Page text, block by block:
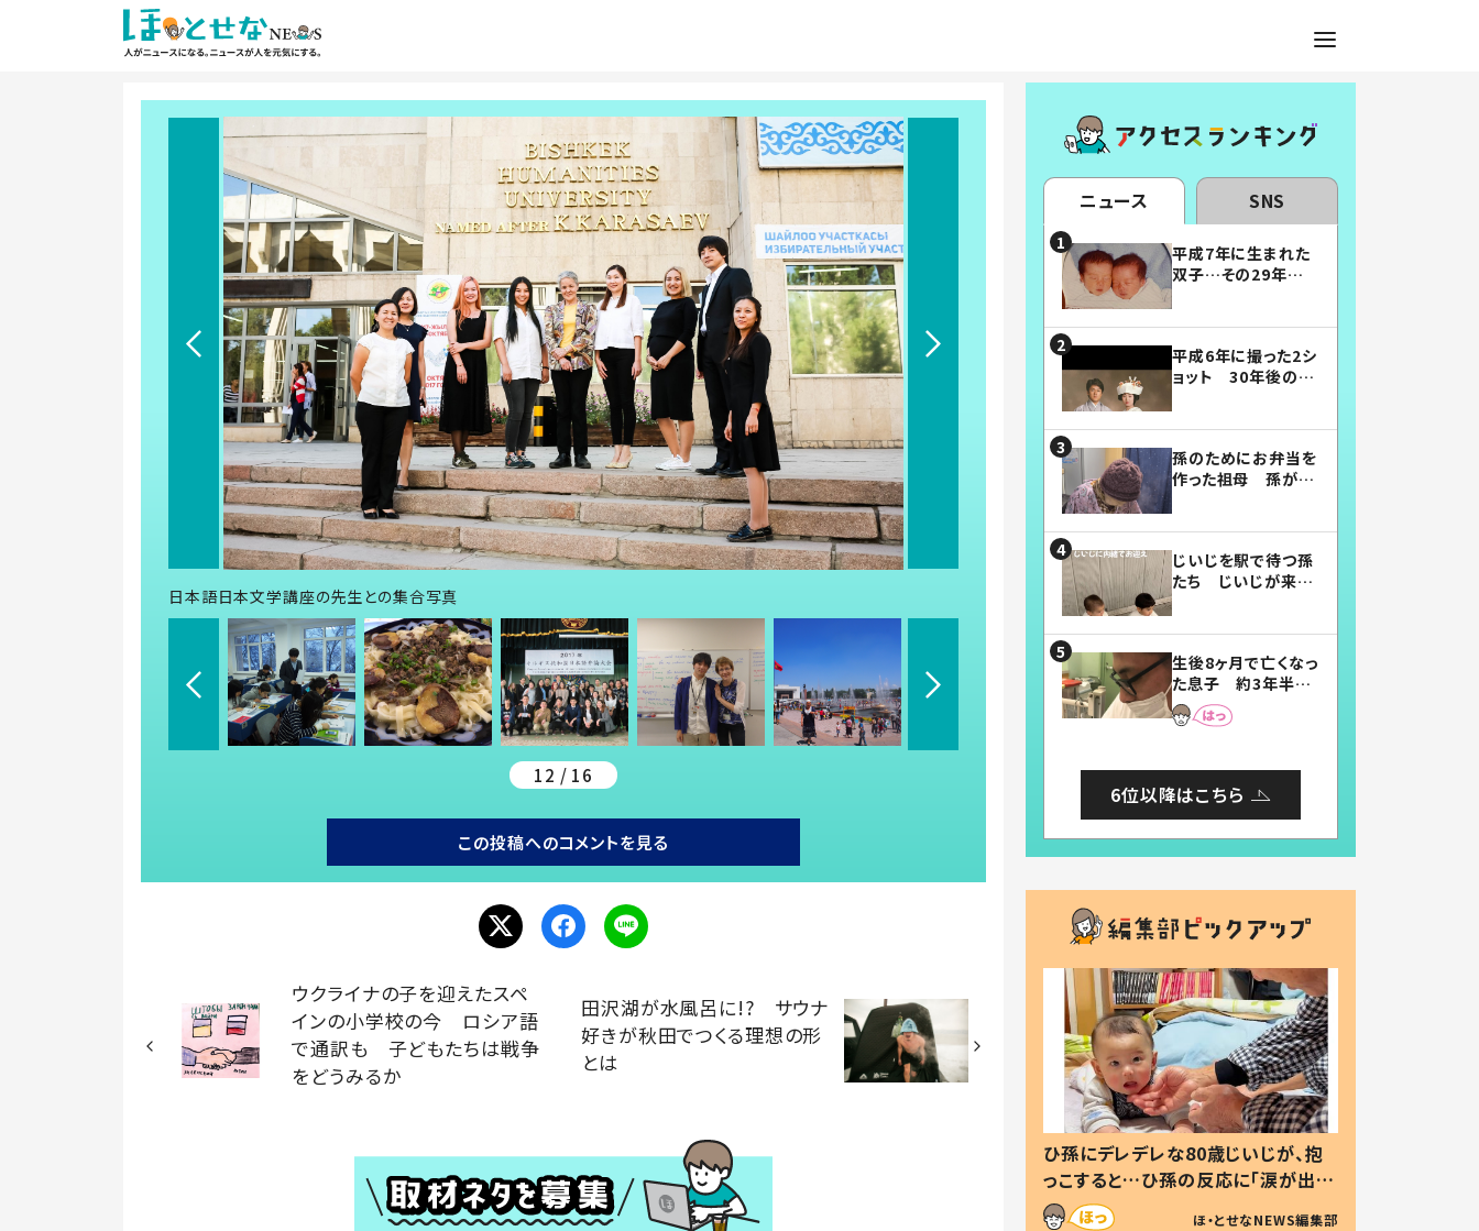
日本語日本文学講座の先生との集合写真
12 / 16
この投稿へのコメントを見る
ウクライナの子を迎えたスペ
インの小学校の今 ロシア語
で通訳も 子どもたちは戦争
をどうみるか
田沢湖が水風呂に!? サウナ
好きが秋田でつくる理想の形
とは
ニュース SNS
平成7年に生まれた
双子…その29年後
平成6年に撮った2シ
ョット 30年後の姿
孫のためにお弁当を
作った祖母 孫が絶
じいじを駅で待つ孫
たち じいじが来た
まらない」「幸せにな
れる」
生後8ヶ月で亡くなっ
た息子 約3年半
後、当時の妻の日記
に書いてあった本音
6位以降はこちら
ひ孫にデレデレな80歳じいじが、抱
っこすると…ひ孫の反応に「涙が出ま
した」「可愛くて仕方ない」
ほ・とせなNEWS編集部